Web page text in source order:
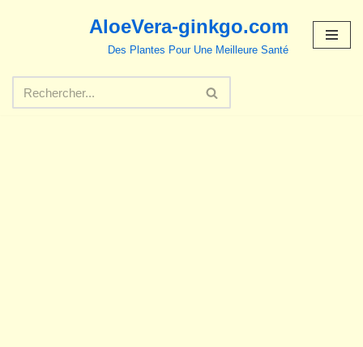
contenu
AloeVera-ginkgo.com
Des Plantes Pour Une Meilleure Santé